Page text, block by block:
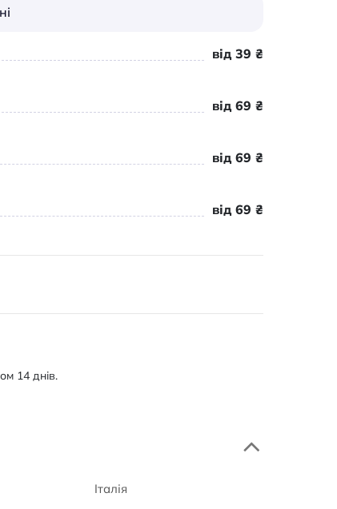
від 39 ₴
від 69 ₴
від 69 ₴
від 69 ₴
14 днів.
Італія